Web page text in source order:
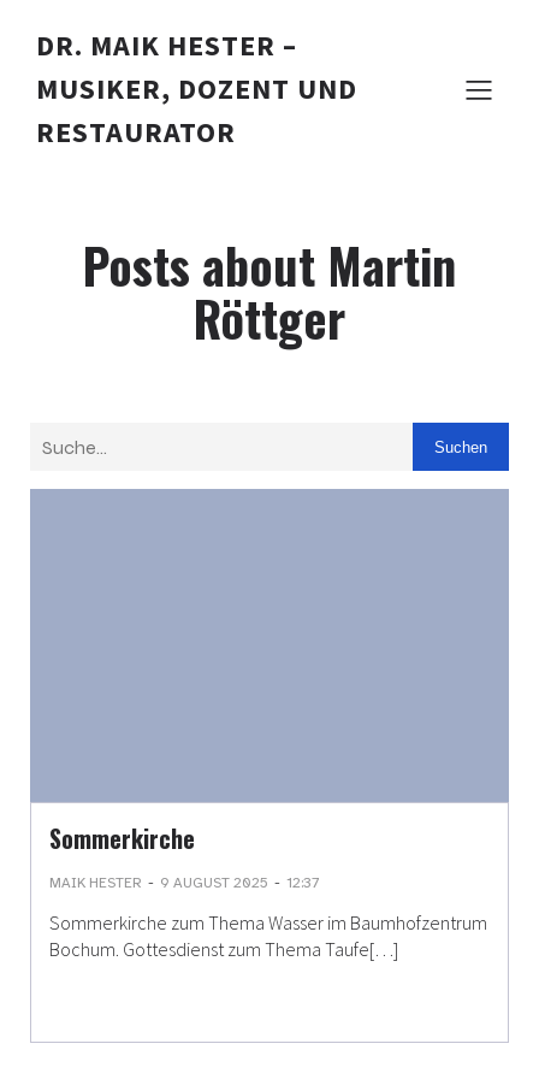
DR. MAIK HESTER –
MUSIKER, DOZENT UND
RESTAURATOR
Posts about Martin
Röttger
Suchen
Sommerkirche
MAIK HESTER - 9 AUGUST 2025 - 12:37
Sommerkirche zum Thema Wasser im Baumhofzentrum
Bochum. Gottesdienst zum Thema Taufe[…]